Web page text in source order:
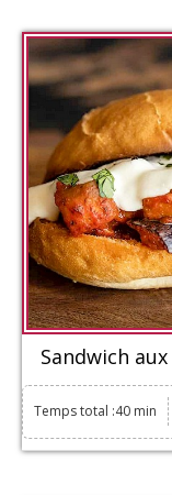
Sandwich
Temps total :40 min